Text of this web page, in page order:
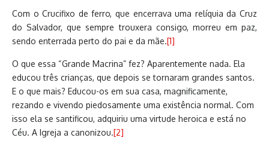
Com o Crucifixo de ferro, que encerrava uma relíquia da Cruz
do Salvador, que sempre trouxera consigo, morreu em paz,
sendo enterrada perto do pai e da mãe.[1]
O que essa “Grande Macrina” fez? Aparentemente nada. Ela
educou três crianças, que depois se tornaram grandes santos.
E o que mais? Educou-os em sua casa, magnificamente,
rezando e vivendo piedosamente uma existência normal. Com
isso ela se santificou, adquiriu uma virtude heroica e está no
Céu. A Igreja a canonizou.[2]